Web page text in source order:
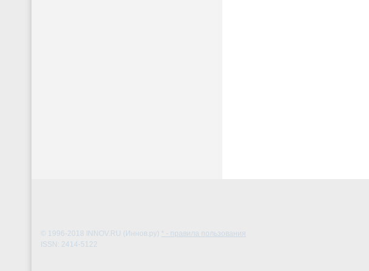
© 1996-2018 INNOV.RU (Иннов.ру) * - правила пользования
ISSN: 2414-5122